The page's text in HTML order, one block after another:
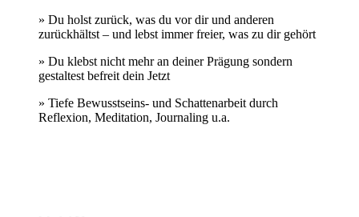
» Du holst zurück, was du vor dir und anderen
zurückhältst – und lebst immer freier, was zu dir gehört
» Du klebst nicht mehr an deiner Prägung sondern
gestaltest befreit dein Jetzt
» Tiefe Bewusstseins- und Schattenarbeit durch
Reflexion, Meditation, Journaling u.a.